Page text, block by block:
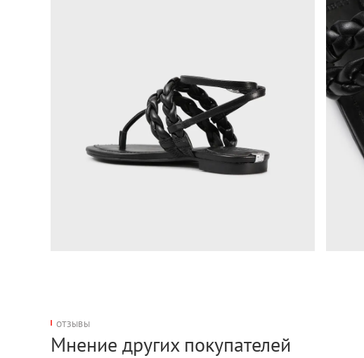
ОТЗЫВЫ
Мнение других покупателей